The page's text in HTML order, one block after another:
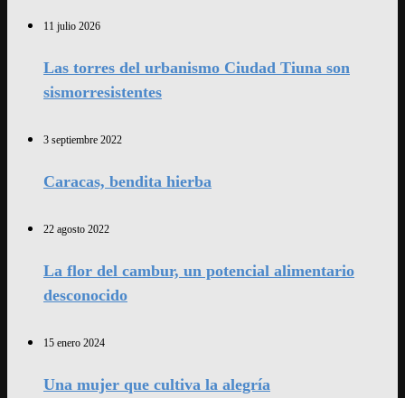
11 julio 2026
Las torres del urbanismo Ciudad Tiuna son
sismorresistentes
3 septiembre 2022
Caracas, bendita hierba
22 agosto 2022
La flor del cambur, un potencial alimentario
desconocido
15 enero 2024
Una mujer que cultiva la alegría